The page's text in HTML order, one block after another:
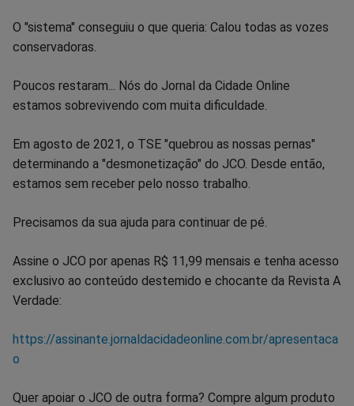
O "sistema" conseguiu o que queria: Calou todas as vozes
conservadoras.
Poucos restaram... Nós do Jornal da Cidade Online
estamos sobrevivendo com muita dificuldade.
Em agosto de 2021, o TSE "quebrou as nossas pernas"
determinando a "desmonetização" do JCO. Desde então,
estamos sem receber pelo nosso trabalho.
Precisamos da sua ajuda para continuar de pé.
Assine o JCO por apenas R$ 11,99 mensais e tenha acesso
exclusivo ao conteúdo destemido e chocante da Revista A
Verdade:
https://assinante.jornaldacidadeonline.com.br/apresentaca
o
Quer apoiar o JCO de outra forma? Compre algum produto